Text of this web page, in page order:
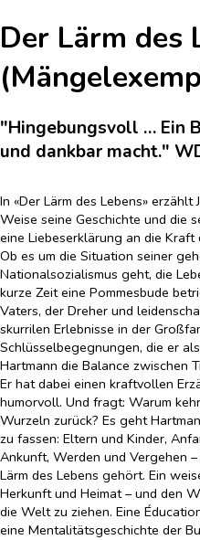
Der Lärm des
"Hingebungsvoll … Ein
und dankbar macht."
In «Der Lärm des Lebens»
Weise seine Geschichte und die
eine Liebeserklärung an die Kraft
Ob es um die Situation seiner
Nationalsozialismus geht, die
kurze Zeit eine Pommesbude
Vaters, der Dreher und
skurrilen Erlebnisse in der
Schlüsselbegegnungen, die er
Hartmann die Balance zwischen
Er hat dabei einen kraftvollen
humorvoll. Und fragt: Warum
Wurzeln zurück? Es geht
zu fassen: Eltern und Kinder,
Ankunft, Werden und Vergehen
Lärm des Lebens gehört. Ein
Herkunft und Heimat – und den
die Welt zu ziehen. Eine
eine Mentalitätsgeschichte der